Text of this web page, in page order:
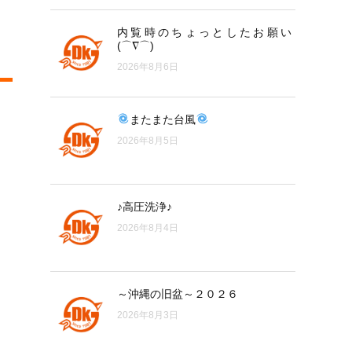
内覧時のちょっとしたお願い
(⌒∇⌒)
2026年8月6日
またまた台風
2026年8月5日
♪高圧洗浄♪
2026年8月4日
～沖縄の旧盆～２０２６
2026年8月3日